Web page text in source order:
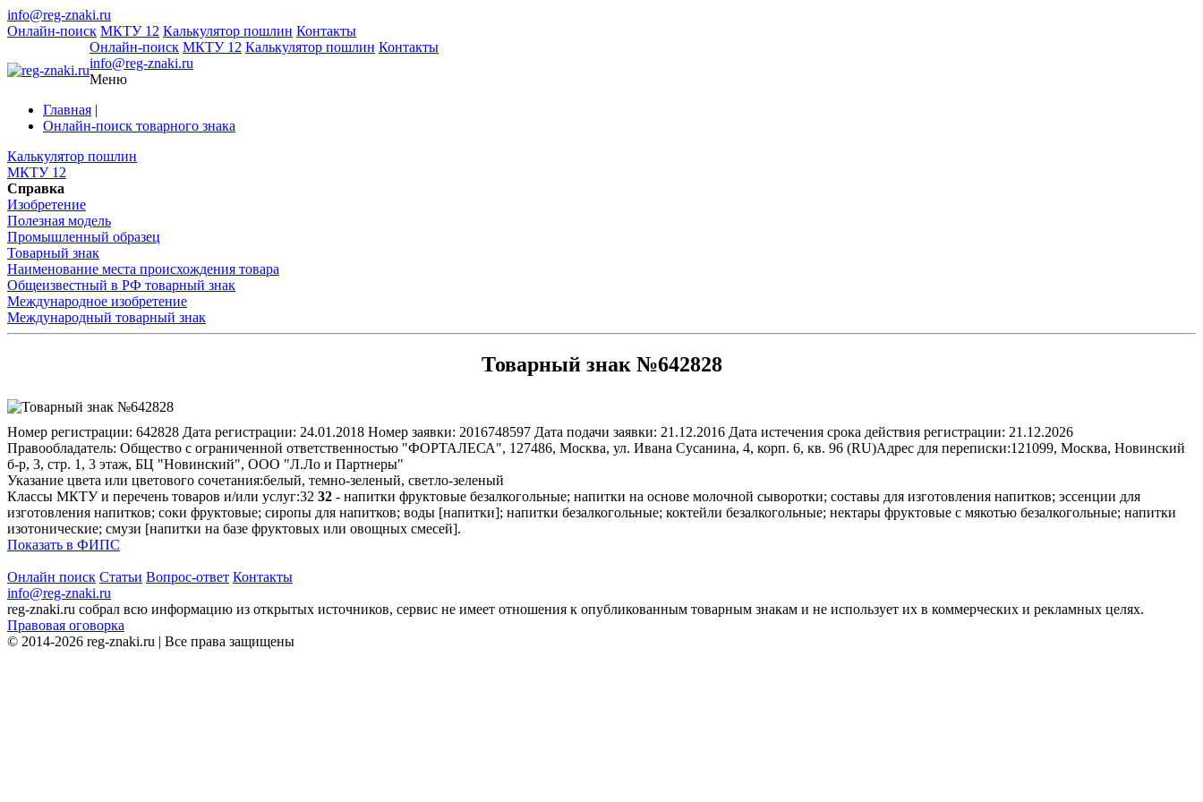
info@reg-znaki.ru
Онлайн-поиск МКТУ 12 Калькулятор пошлин Контакты
Онлайн-поиск МКТУ 12 Калькулятор пошлин Контакты
info@reg-znaki.ru
Меню
Главная |
Онлайн-поиск товарного знака
Калькулятор пошлин
МКТУ 12
Справка
Изобретение
Полезная модель
Промышленный образец
Товарный знак
Наименование места происхождения товара
Общеизвестный в РФ товарный знак
Международное изобретение
Международный товарный знак
Товарный знак №642828
Номер регистрации: 642828 Дата регистрации: 24.01.2018 Номер заявки: 2016748597 Дата подачи заявки: 21.12.2016 Дата истечения срока действия регистрации: 21.12.2026
Правообладатель: Общество с ограниченной ответственностью "ФОРТАЛЕСА", 127486, Москва, ул. Ивана Сусанина, 4, корп. 6, кв. 96 (RU)Адрес для переписки:121099, Москва, Новинский
б-р, 3, стр. 1, 3 этаж, БЦ "Новинский", ООО "Л.Ло и Партнеры"
Указание цвета или цветового сочетания:белый, темно-зеленый, светло-зеленый
Классы МКТУ и перечень товаров и/или услуг:32 32 - напитки фруктовые безалкогольные; напитки на основе молочной сыворотки; составы для изготовления напитков; эссенции для
изготовления напитков; соки фруктовые; сиропы для напитков; воды [напитки]; напитки безалкогольные; коктейли безалкогольные; нектары фруктовые с мякотью безалкогольные; напитки
изотонические; смузи [напитки на базе фруктовых или овощных смесей].
Показать в ФИПС
Онлайн поиск Статьи Вопрос-ответ Контакты
info@reg-znaki.ru
reg-znaki.ru собрал всю информацию из открытых источников, сервис не имеет отношения к опубликованным товарным знакам и не использует их в коммерческих и рекламных целях.
Правовая оговорка
© 2014-2026 reg-znaki.ru | Все права защищены